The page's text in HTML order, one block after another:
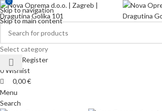
Skip to navigation
Skip to main content
Select category
Login / Register
0 Wishlist
0
0,00€
Menu
Search
0